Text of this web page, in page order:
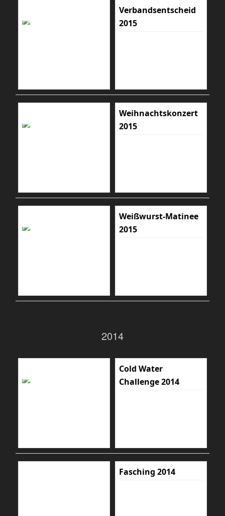
Verbandsentscheid
2015
Weihnachtskonzert
2015
Weißwurst-Matinee
2015
2014
Cold Water
Challenge 2014
Fasching 2014